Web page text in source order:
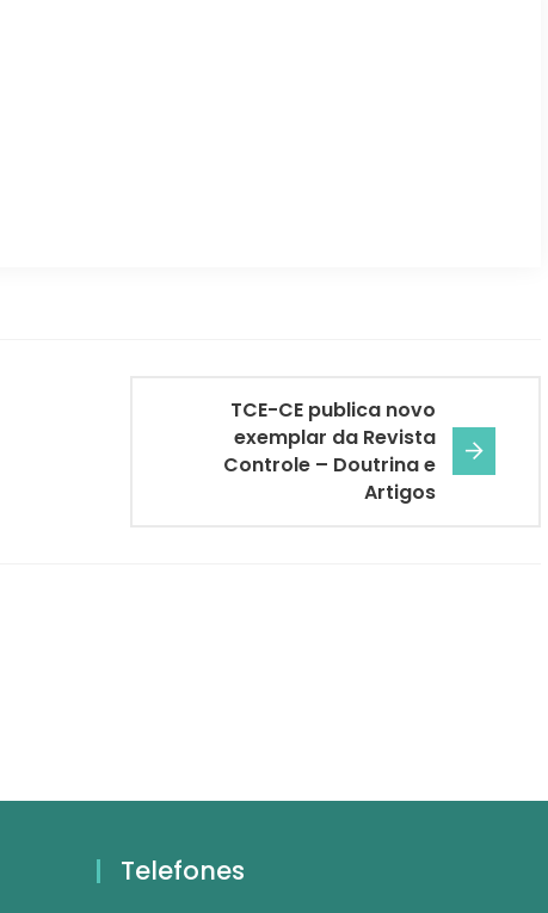
TCE-CE publica novo
exemplar da Revista
Controle – Doutrina e
Artigos
Telefones